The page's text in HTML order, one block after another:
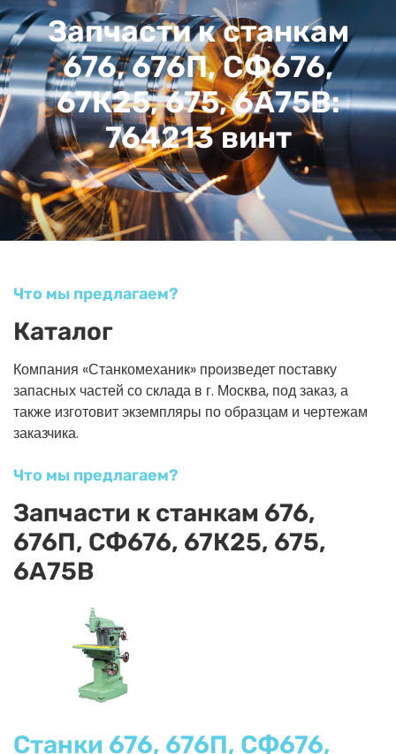
Запчасти к станкам
676, 676П, СФ676,
67К25, 675, 6А75В:
764213 винт
Что мы предлагаем?
Каталог
Компания «Станкомеханик» произведет поставку
запасных частей со склада в г. Москва, под заказ, а
также изготовит экземпляры по образцам и чертежам
заказчика.
Что мы предлагаем?
Запчасти к станкам 676,
676П, СФ676, 67К25, 675,
6А75В
Станки 676, 676П, СФ676,